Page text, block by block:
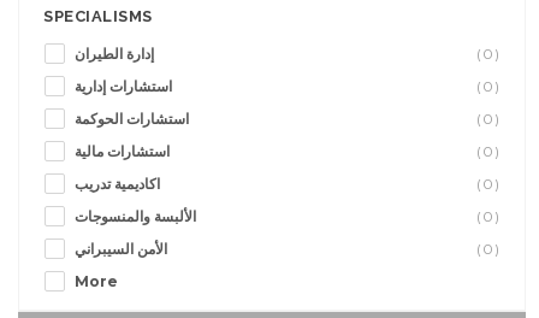
SPECIALISMS
إدارة الطيران
(0)
استشارات إدارية
(0)
استشارات الحوكمة
(0)
استشارات مالية
(0)
اكاديمية تدريب
(0)
الألبسة والمنسوجات
(0)
الأمن السيبراني
(0)
More